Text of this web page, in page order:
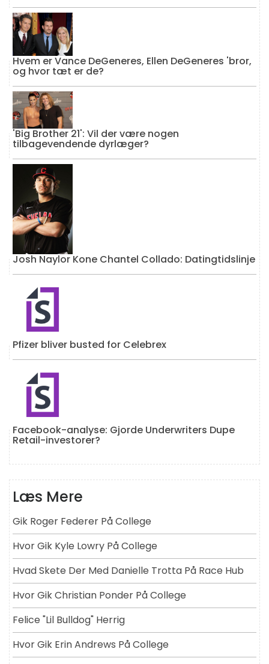
Hvem er Vance DeGeneres, Ellen DeGeneres 'bror,
og hvor tæt er de?
'Big Brother 21': Vil der være nogen
tilbagevendende dyrlæger?
Josh Naylor Kone Chantel Collado: Datingtidslinje
Pfizer bliver busted for Celebrex
Facebook-analyse: Gjorde Underwriters Dupe
Retail-investorer?
Læs Mere
Gik Roger Federer På College
Hvor Gik Kyle Lowry På College
Hvad Skete Der Med Danielle Trotta På Race Hub
Hvor Gik Christian Ponder På College
Felice "lil Bulldog" Herrig
Hvor Gik Erin Andrews På College